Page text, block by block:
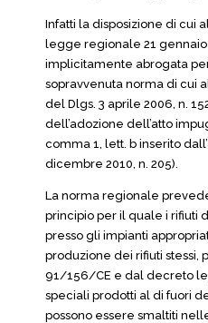
Infatti la disposizione di cui
legge regionale 21 gennaio
implicitamente abrogata
sopravvenuta norma di cui
del Dlgs. 3 aprile 2006, n.
dell’adozione dell’atto
comma 1, lett. b inserito
dicembre 2010, n. 205).
La norma regionale
principio per il quale i rifiuti
presso gli impianti
produzione dei rifiuti stessi,
91/156/CE e dal decreto
speciali prodotti al di fuori
possono essere smaltiti